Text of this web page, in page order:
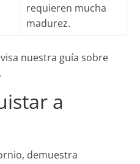
requieren mucha
madurez.
nuestra guía sobre
.
a
demuestra